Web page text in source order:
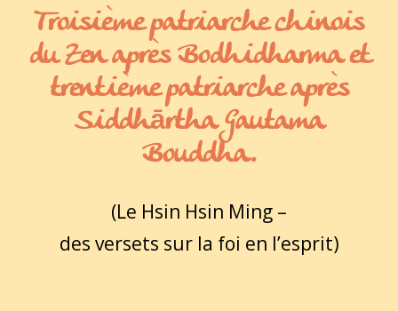
Troisième patriarche chinois
du Zen après Bodhidharma et
trentième patriarche après
Siddhārtha Gautama
Bouddha.
(Le Hsin Hsin Ming –
des versets sur la foi en l’esprit)